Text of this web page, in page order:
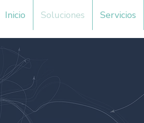
Inicio Soluciones Servicios